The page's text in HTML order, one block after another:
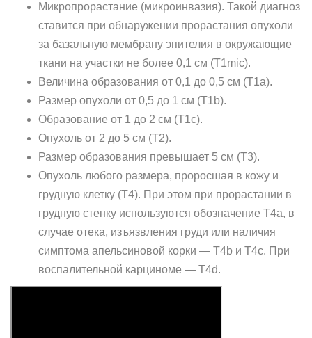
Микропрорастание (микроинвазия). Такой диагноз
ставится при обнаружении прорастания опухоли
за базальную мембрану эпителия в окружающие
ткани на участки не более 0,1 см (Т1mic).
Величина образования от 0,1 до 0,5 см (Т1а).
Размер опухоли от 0,5 до 1 см (Т1b).
Образование от 1 до 2 см (Т1c).
Опухоль от 2 до 5 см (Т2).
Размер образования превышает 5 см (Т3).
Опухоль любого размера, проросшая в кожу и
грудную клетку (Т4). При этом при прорастании в
грудную стенку используются обозначение Т4а, в
случае отека, изъязвления груди или наличия
симптома апельсиновой корки — Т4b и Т4с. При
воспалительной карциноме — Т4d.